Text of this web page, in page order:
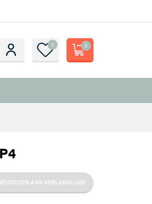
0 0
AAN VERLANGLIJST